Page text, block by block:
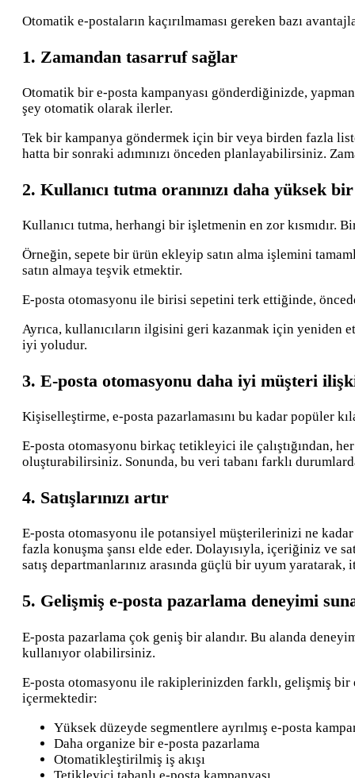
Otomatik e-postaların kaçırılmaması gereken bazı
1. Zamandan tasarruf sağlar
Otomatik bir e-posta kampanyası gönderdiğinizde,
şey otomatik olarak ilerler.
Tek bir kampanya göndermek için bir veya birden fazla
hatta bir sonraki adımınızı önceden planlayabilirsiniz.
2. Kullanıcı tutma oranınızı daha yüksek
Kullanıcı tutma, herhangi bir işletmenin en zor kısmıdır.
Örneğin, sepete bir ürün ekleyip satın alma işlemini
satın almaya teşvik etmektir.
E-posta otomasyonu ile birisi sepetini terk ettiğinde,
Ayrıca, kullanıcıların ilgisini geri kazanmak için yeniden
iyi yoludur.
3. E-posta otomasyonu daha iyi müşteri
Kişiselleştirme, e-posta pazarlamasını bu kadar popüler
E-posta otomasyonu birkaç tetikleyici ile çalıştığından,
oluşturabilirsiniz. Sonunda, bu veri tabanı farklı
4. Satışlarınızı artır
E-posta otomasyonu ile potansiyel müşterilerinizi ne
fazla konuşma şansı elde eder. Dolayısıyla, içeriğiniz ve
satış departmanlarınız arasında güçlü bir uyum yaratarak,
5. Gelişmiş e-posta pazarlama deneyimi
E-posta pazarlama çok geniş bir alandır. Bu alanda
kullanıyor olabilirsiniz.
E-posta otomasyonu ile rakiplerinizden farklı, gelişmiş
içermektedir:
Yüksek düzeyde segmentlere ayrılmış e-posta
Daha organize bir e-posta pazarlama
Otomatikleştirilmiş iş akışı
Tetikleyici tabanlı e-posta kampanyası